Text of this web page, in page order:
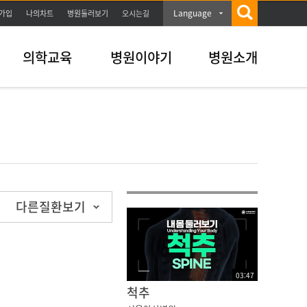
입 나의차트 병원둘러보기 오시는길 Language
의학교육 병원이야기 병원소개
다른질환보기
03:47
척추